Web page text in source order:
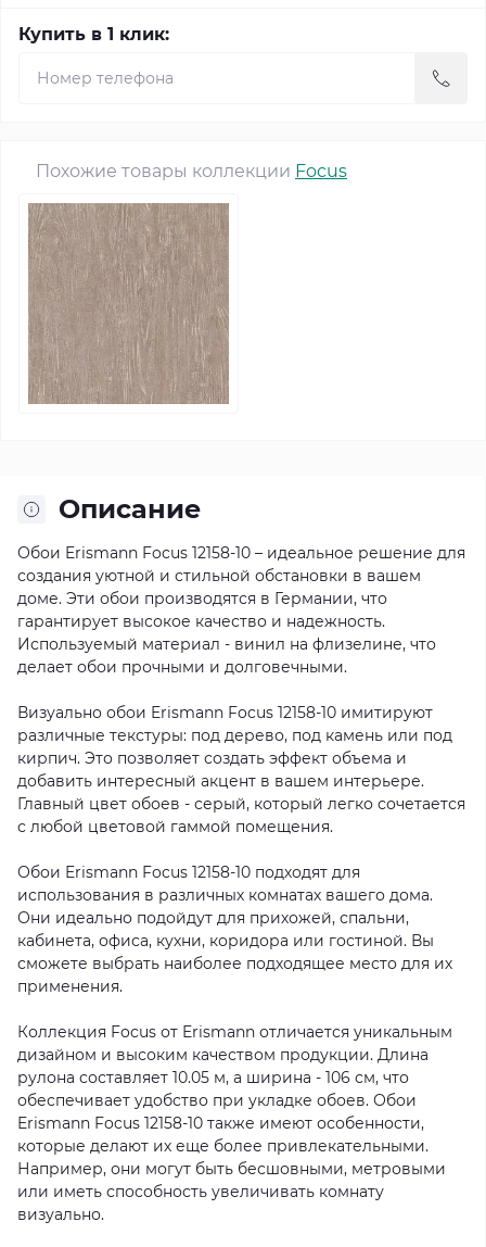
Купить в 1 клик:
Похожие товары коллекции Focus
Описание
Обои Erismann Focus 12158-10 – идеальное решение для
создания уютной и стильной обстановки в вашем
доме. Эти обои производятся в Германии, что
гарантирует высокое качество и надежность.
Используемый материал - винил на флизелине, что
делает обои прочными и долговечными.
Визуально обои Erismann Focus 12158-10 имитируют
различные текстуры: под дерево, под камень или под
кирпич. Это позволяет создать эффект объема и
добавить интересный акцент в вашем интерьере.
Главный цвет обоев - серый, который легко сочетается
с любой цветовой гаммой помещения.
Обои Erismann Focus 12158-10 подходят для
использования в различных комнатах вашего дома.
Они идеально подойдут для прихожей, спальни,
кабинета, офиса, кухни, коридора или гостиной. Вы
сможете выбрать наиболее подходящее место для их
применения.
Коллекция Focus от Erismann отличается уникальным
дизайном и высоким качеством продукции. Длина
рулона составляет 10.05 м, а ширина - 106 см, что
обеспечивает удобство при укладке обоев. Обои
Erismann Focus 12158-10 также имеют особенности,
которые делают их еще более привлекательными.
Например, они могут быть бесшовными, метровыми
или иметь способность увеличивать комнату
визуально.